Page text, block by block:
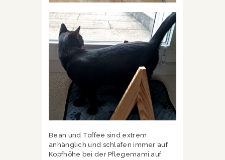
Bean und Toffee sind extrem
anhänglich und schlafen immer auf
Kopfhöhe bei der Pflegemami auf